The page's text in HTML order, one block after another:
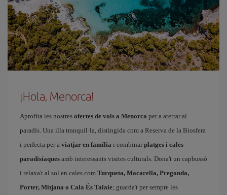
¡Hola, Menorca!
Aprofita les nostres ofertes de vols a Menorca per a aterrar al
paradís. Una illa tranquil·la, distingida com a Reserva de la Biosfera
i perfecta per a viatjar en família i combinar platges i cales
paradisíaques amb interessants visites culturals. Dona't un capbussó
i relaxa't al sol en cales com Turqueta, Macarella, Pregonda,
Porter, Mitjana o Cala És Talaie; guarda't per sempre les